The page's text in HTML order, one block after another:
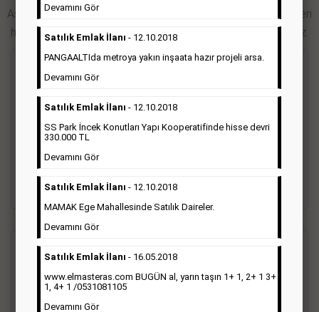
Aşağıdaki bağlantıları takip ederek Hürriyet gazetesi ilan türleri
hakkında detaylara ulaşabilir, ilan örneklerini inceleyebilirsiniz.
Hürriyet gazetesi Seri ilanlar; emlak ilanı, eleman ilanı, zayi
ilanı, vasıta ilanı başlıkları altında toplanmaktadır. Hürriyet
gazetesi seri ilanlar, Türkiye baskısı, İstanbul baskısı, Ankara
bütün bölgelerde yayınlanabilmektedir.
Detaylı Bilgi & İlan Örnekleri
Sosyal İlan (Vefat, Başsağlığı, Anma, Teşekkür)
Gazetelerin sosyal ilan diye adlandırdığı bu ilan türü altında
vefat ilanı anma ilan, başsağlığı ilanı, teşekkür ilanı vb. ilan
Devamını Gör
Satılık Emlak İlanı - 12.10.2018
PANGAALTIda metroya yakın inşaata hazır projeli arsa.
Devamını Gör
Satılık Emlak İlanı - 12.10.2018
SS Park İncek Konutları Yapı Kooperatifinde hisse devri
330.000 TL
Devamını Gör
Satılık Emlak İlanı - 12.10.2018
MAMAK Ege Mahallesinde Satılık Daireler.
Devamını Gör
Satılık Emlak İlanı - 16.05.2018
www.elmasteras.com BUGÜN al, yarın taşın 1+ 1, 2+ 1 3+
1, 4+ 1 /0531081105
Devamını Gör